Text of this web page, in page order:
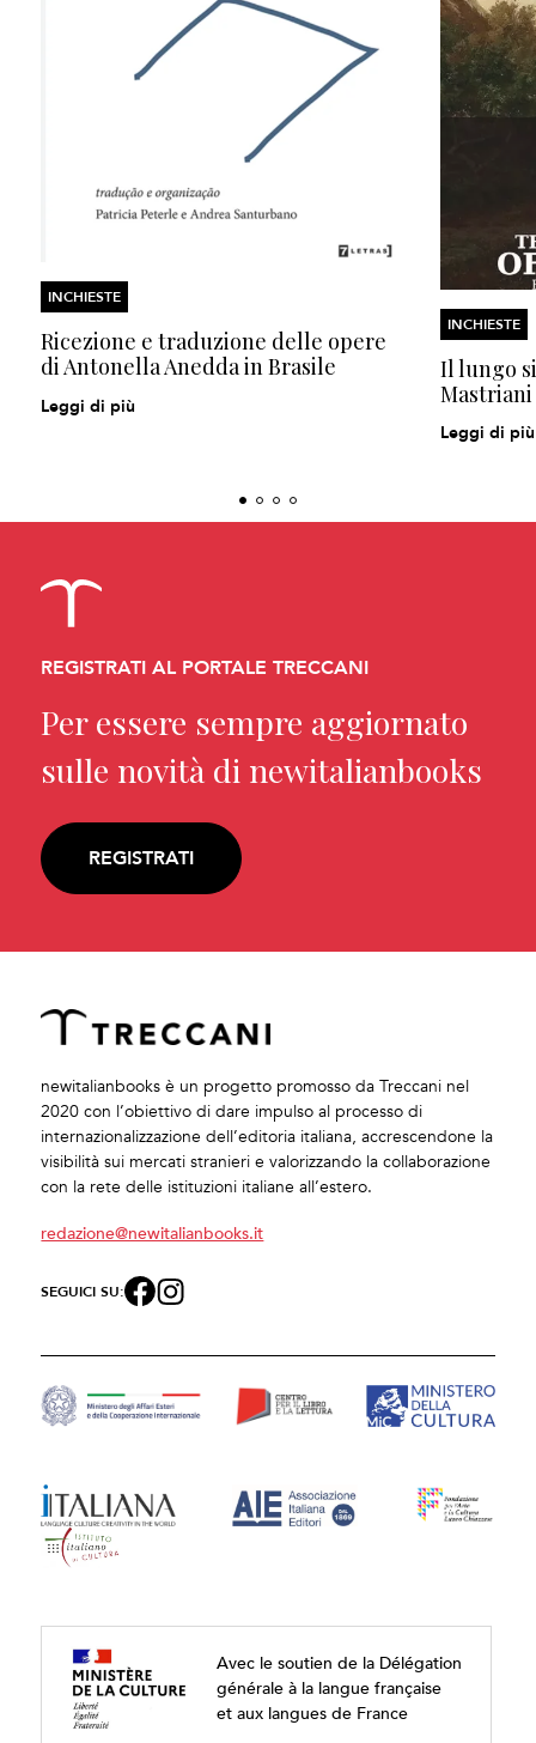
INCHIESTE
Ricezione e traduzione delle opere
di Antonella Anedda in Brasile
Leggi di più
INCHIESTE
Il lungo
Leggi di più
REGISTRATI AL PORTALE TRECCANI
Per essere sempre aggiornato
sulle novità di newitalianbooks
REGISTRATI
newitalianbooks è un progetto promosso da Treccani nel
2020 con l’obiettivo di dare impulso al processo di
internazionalizzazione dell’editoria italiana, accrescendone la
visibilità sui mercati stranieri e valorizzando la collaborazione
con la rete delle istituzioni italiane all’estero.
redazione@newitalianbooks.it
SEGUICI SU:
Avec le soutien de la Délégation
générale à la langue française
et aux langues de France